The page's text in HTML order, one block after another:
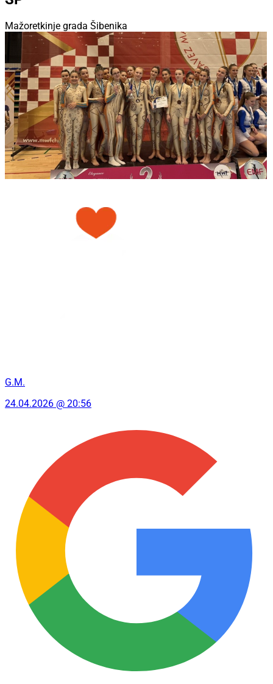
Mažoretkinje grada Šibenika
G.M.
24.04.2026 @ 20:56